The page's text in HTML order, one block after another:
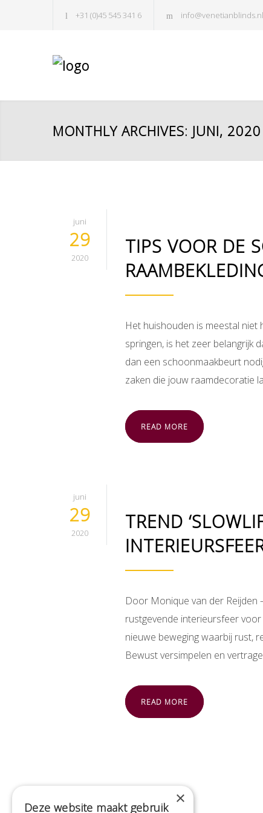
+31 (0)45 545 341 6 info@venetianblinds.nl
MONTHLY ARCHIVES: JUNI, 2020
juni
29
2020
TIPS VOOR DE
Het huishouden is meestal
springen, is het zeer belangrijk
dan een schoonmaakbeurt
zaken die jouw raamdecoratie
READ MORE
juni
29
2020
TREND
Door Monique van der Reijden
rustgevende interieursfeer voor
nieuwe beweging waarbij rust,
Bewust versimpelen en
READ MORE
×
Deze website maakt gebruik